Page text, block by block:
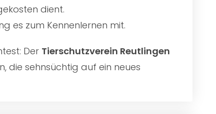
dient.
es zum Kennenlernen mit.
Der Tierschutzverein Reutlingen
die sehnsüchtig auf ein neues